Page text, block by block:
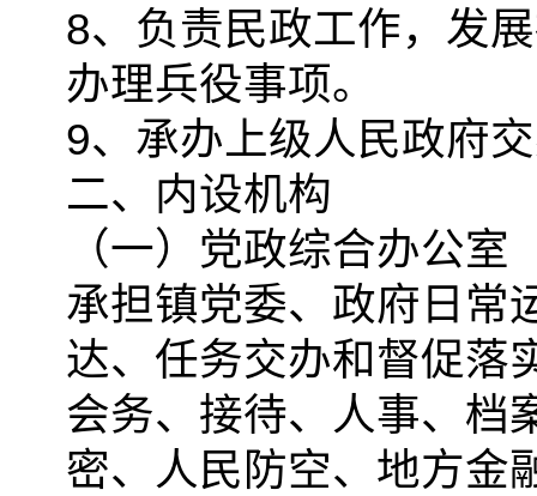
8、负责民政工作，发
办理兵役事项。
9、承办上级人民政府
二、内设机构
（一）党政综合办公室
承担镇党委、政府日常
达、任务交办和督促落
会务、接待、人事、档
密、人民防空、地方金